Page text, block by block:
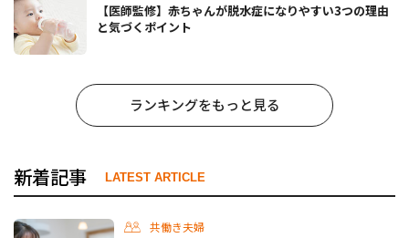
【医師監修】赤ちゃんが脱水症になりやすい3つの理由
と気づくポイント
ランキングをもっと見る
新着記事 LATEST ARTICLE
共働き夫婦